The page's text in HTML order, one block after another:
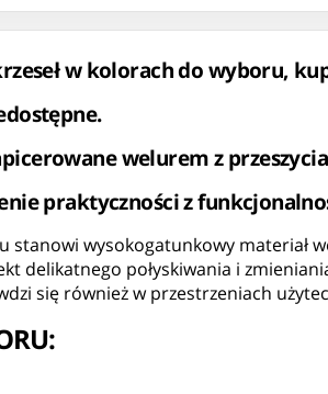
w kolorach do wyboru,
welurem z
praktyczności z
stanowi wysokogatunkowy materiał
delikatnego połyskiwania i
się również w przestrzeniach